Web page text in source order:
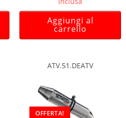
Aggiungi al
carrello
ATV.51.DEATV
OFFERTA!